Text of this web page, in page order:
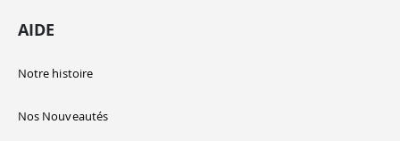
AIDE
Notre histoire
Nos Nouveautés